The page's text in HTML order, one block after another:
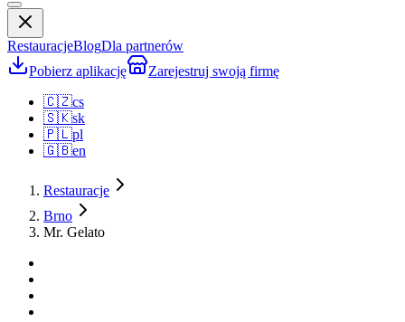
RestauracjeBlogDla partnerów
Pobierz aplikację
Zarejestruj swoją firmę
🇨🇿cs
🇸🇰sk
🇵🇱pl
🇬🇧en
Restauracje
Brno
Mr. Gelato